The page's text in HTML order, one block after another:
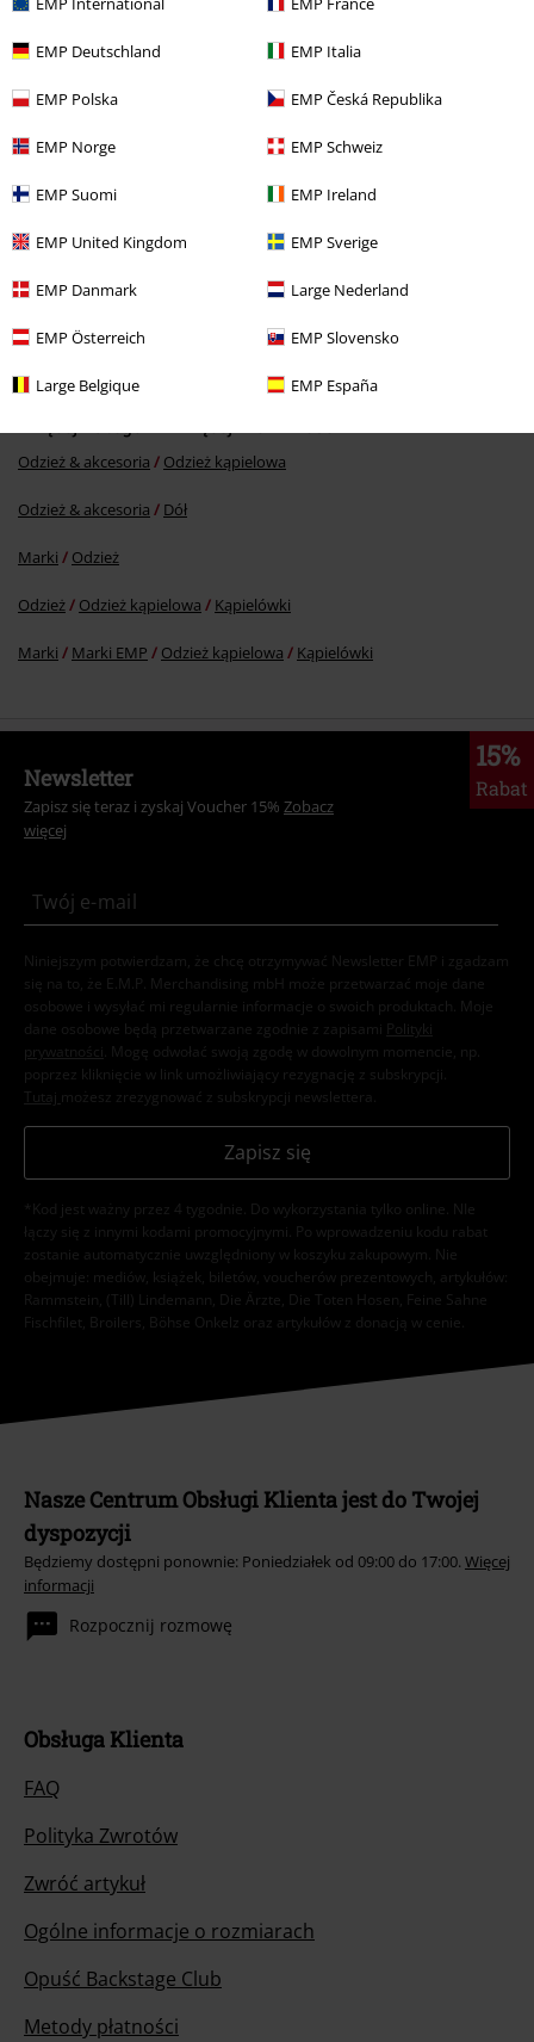
EMP Deutschland EMP Italia
EMP Polska EMP Česká Republika
EMP Norge EMP Schweiz
EMP Suomi EMP Ireland
EMP United Kingdom EMP Sverige
EMP Danmark Large Nederland
EMP Österreich EMP Slovensko
Large Belgique EMP España
Ostatnia wizyta
-77%
RCD 179.90 zł
Odzież & akcesoria Odzież kąpielowa
Odzież & akcesoria Dół
Marki Odzież
Odzież Odzież kąpielowa Kąpielówki
Marki Marki EMP Odzież kąpielowa Kąpielówki
15%
Rabat
Newsletter
Zapisz się teraz i zyskaj Voucher 15% Zobacz
więcej
Niniejszym potwierdzam, że chcę otrzymywać Newsletter EMP i zgadzam
się na to, że E.M.P. Merchandising mbH może przetwarzać moje dane
osobowe i wysyłać mi regularnie informacje o swoich produktach. Moje
dane osobowe będą przetwarzane zgodnie z zapisami
Polityki
prywatności . Mogę odwołać swoją zgodę w dowolnym momencie, np.
poprzez kliknięcie w link umożliwiający rezygnację z subskrypcji.
Tutaj możesz zrezygnować z subskrypcji newslettera.
Zapisz się
*Kod jest ważny przez 4 tygodnie. Do wykorzystania tylko online. NIe
łączy się z innymi kodami promocyjnymi. Po wprowadzeniu kodu rabat
zostanie automatycznie uwzględniony w koszyku zakupowym. Nie
obejmuje: mediów, książek, biletów, voucherów prezentowych, artykułów:
Rammstein, (Till) Lindemann, Die Ärzte, Die Toten Hosen, Feine Sahne
Fischfilet, Broilers, Böhse Onkelz oraz artykułów z donacją w cenie.
Nasze Centrum Obsługi Klienta jest do Twojej
dyspozycji
Będziemy dostępni ponownie: Poniedziałek od 09:00 do 17:00. Więcej
informacji
Rozpocznij rozmowę
Obsługa Klienta
FAQ
Polityka Zwrotów
Zwróć artykuł
Ogólne informacje o rozmiarach
Opuść Backstage Club
Metody płatności